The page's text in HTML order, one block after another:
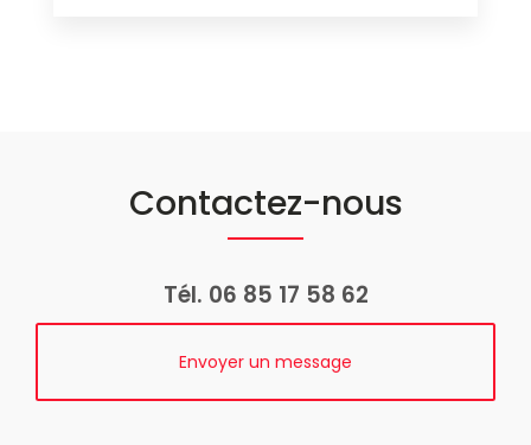
Contactez-nous
Tél. 06 85 17 58 62
Envoyer un message